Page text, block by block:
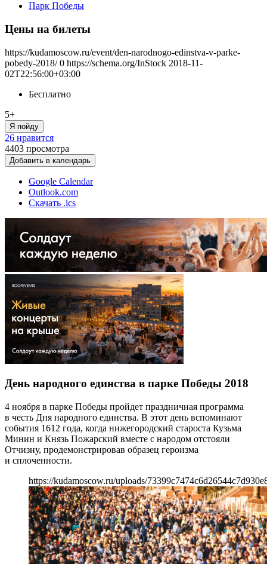
Парк Победы
Цены на билеты
https://kudamoscow.ru/event/den-narodnogo-edinstva-v-parke-
pobedy-2018/ 0 https://schema.org/InStock 2018-11-
02T22:56:00+03:00
Бесплатно
5+
Я пойду
26 нравится
4403 просмотра
Добавить в календарь
Google Calendar
Outlook.com
Скачать .ics
День народного единства в парке Победы 2018
4 ноября в парке Победы пройдет праздничная программа
в честь Дня народного единства. В этот день вспоминают
события 1612 года, когда нижегородский староста Кузьма
Минин и Князь Пожарский вместе с народом отстояли
Отчизну, продемонстрировав образец героизма
и сплоченности.
https://kudamoscow.ru/uploads/